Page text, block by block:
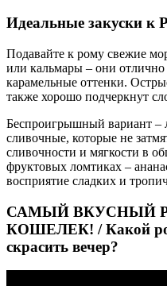
Идеальные закуски к
Подавайте к рому свежие
или кальмары – они
карамельные оттенки.
также хорошо подчеркнут
Беспроигрышный вариант –
сливочные, которые не
сливочности и мягкости в
фруктовых ломтиках –
восприятие сладких и
САМЫЙ ВКУСНЫЙ
КОШЕЛЕК! / Какой
скрасить вечер?